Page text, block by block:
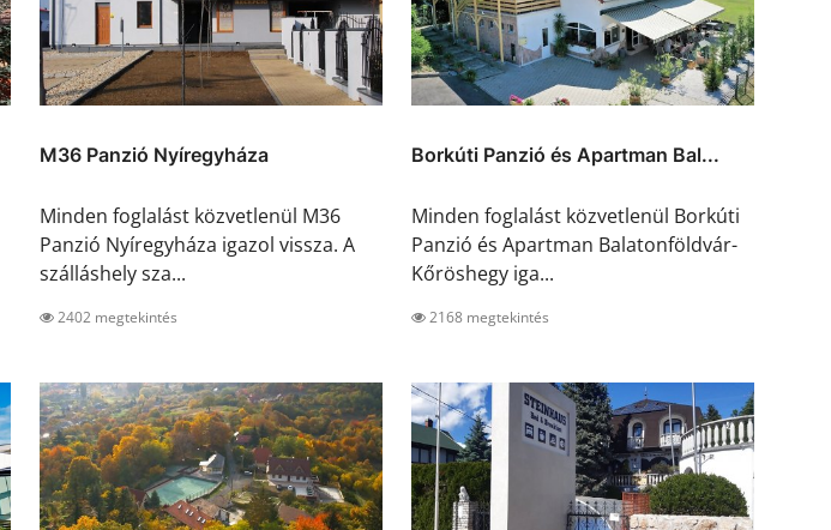
M36 Panzió Nyíregyháza
Minden foglalást közvetlenül M36
Panzió Nyíregyháza igazol vissza. A
szálláshely sza...
2402 megtekintés
Borkúti Panzió és Apartman Bal...
Minden foglalást közvetlenül Borkúti
Panzió és Apartman Balatonföldvár-
Kőröshegy iga...
2168 megtekintés